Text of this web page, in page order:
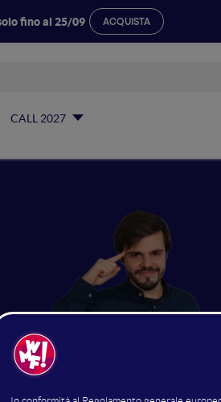
fino al 25/09 ACQUISTA
CALL 2027